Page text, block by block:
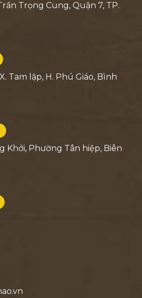
Trọng Cung, Quận 7, TP.
Tam lập, H. Phú Giáo, Bình
Khởi, Phường Tân hiệp, Biên